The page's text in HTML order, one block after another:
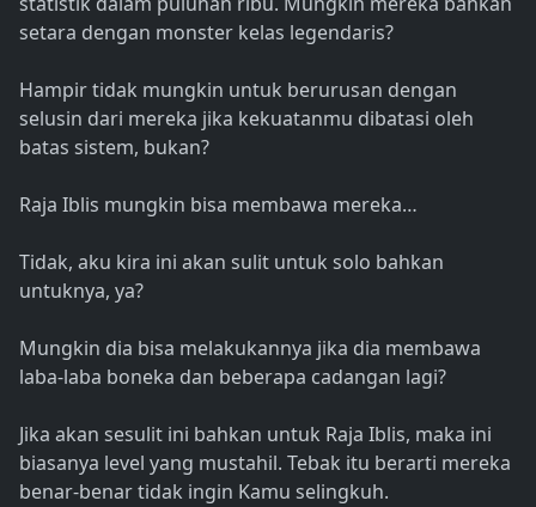
setara dengan monster kelas legendaris?
Hampir tidak mungkin untuk berurusan dengan
selusin dari mereka jika kekuatanmu dibatasi oleh
batas sistem, bukan?
Raja Iblis mungkin bisa membawa mereka…
Tidak, aku kira ini akan sulit untuk solo bahkan
untuknya, ya?
Mungkin dia bisa melakukannya jika dia membawa
laba-laba boneka dan beberapa cadangan lagi?
Jika akan sesulit ini bahkan untuk Raja Iblis, maka ini
biasanya level yang mustahil. Tebak itu berarti mereka
benar-benar tidak ingin Kamu selingkuh.